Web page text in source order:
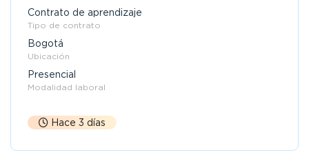
Contrato de aprendizaje
Tipo de contrato
Bogotá
Ubicación
Presencial
Modalidad laboral
Hace 3 días